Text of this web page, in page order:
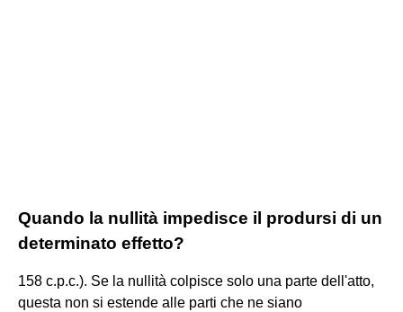
Quando la nullità impedisce il prodursi di un
determinato effetto?
158 c.p.c.). Se la nullità colpisce solo una parte dell'atto,
questa non si estende alle parti che ne siano